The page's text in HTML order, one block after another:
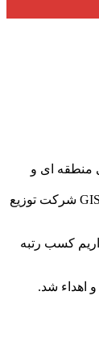
منطقه ای و
وی خاطرنشان کرد: با ارسال لوح تقدیرهای جداگانه از سوی محمدرضا رستمی سرپرست سازمان مدیریت و برنامه ریزی استان گیلان و بر اساس ارزیابی تخصصی بعمل آمده از حوزه آمار و GIS شرکت توزیع
کسب رتبه